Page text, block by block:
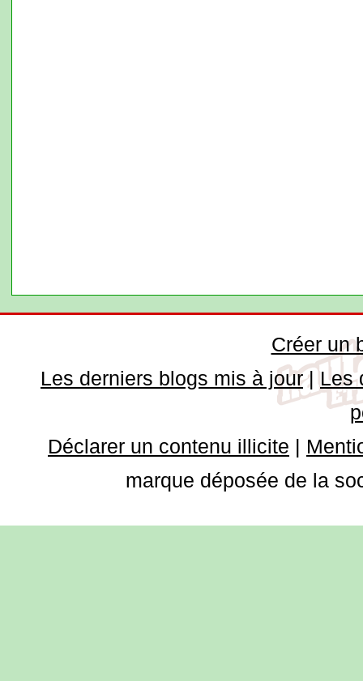
Créer un
Les derniers blogs mis à jour|Les
Déclarer un contenu illicite |
marque déposée de la